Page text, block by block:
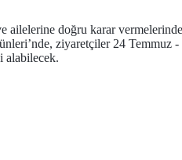
ailelerine doğru karar
ziyaretçiler 24 Temmuz
alabilecek.